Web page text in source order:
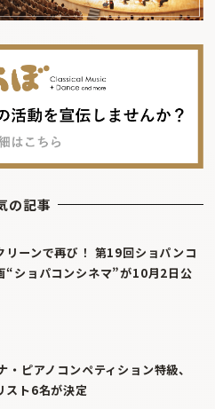
の記事
リーンで再び！ 第19回ショパンコ
“ショパコンシネマ”が10月2日公
・ピアノコンペティション特級、
スト6名が決定